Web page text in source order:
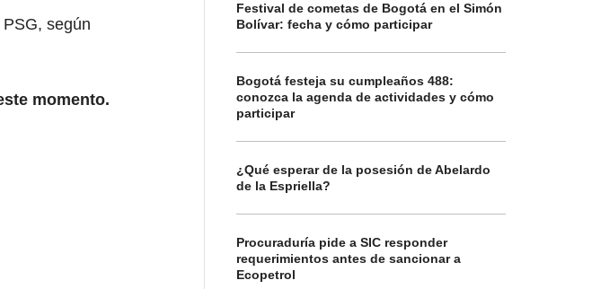
según
momento.
Festival de cometas de Bogotá en el Simón
Bolívar: fecha y cómo participar
Bogotá festeja su cumpleaños 488:
conozca la agenda de actividades y cómo
participar
¿Qué esperar de la posesión de Abelardo
de la Espriella?
Procuraduría pide a SIC responder
requerimientos antes de sancionar a
Ecopetrol